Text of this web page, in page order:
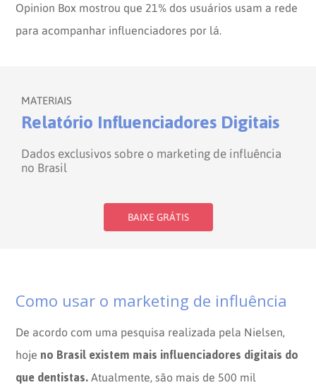
Opinion Box mostrou que 21% dos usuários usam a rede
para acompanhar influenciadores por lá.
MATERIAIS
Relatório Influenciadores Digitais
Dados exclusivos sobre o marketing de influência
no Brasil
BAIXE GRÁTIS
Como usar o marketing de influência
De acordo com uma pesquisa realizada pela Nielsen,
hoje no Brasil existem mais influenciadores digitais do
que dentistas. Atualmente, são mais de 500 mil